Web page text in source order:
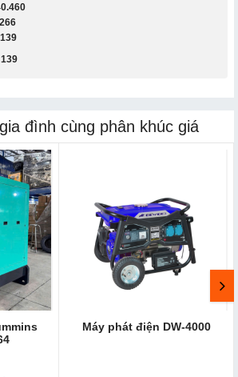
đình cùng phân khúc giá
Máy phát điện DW-4000